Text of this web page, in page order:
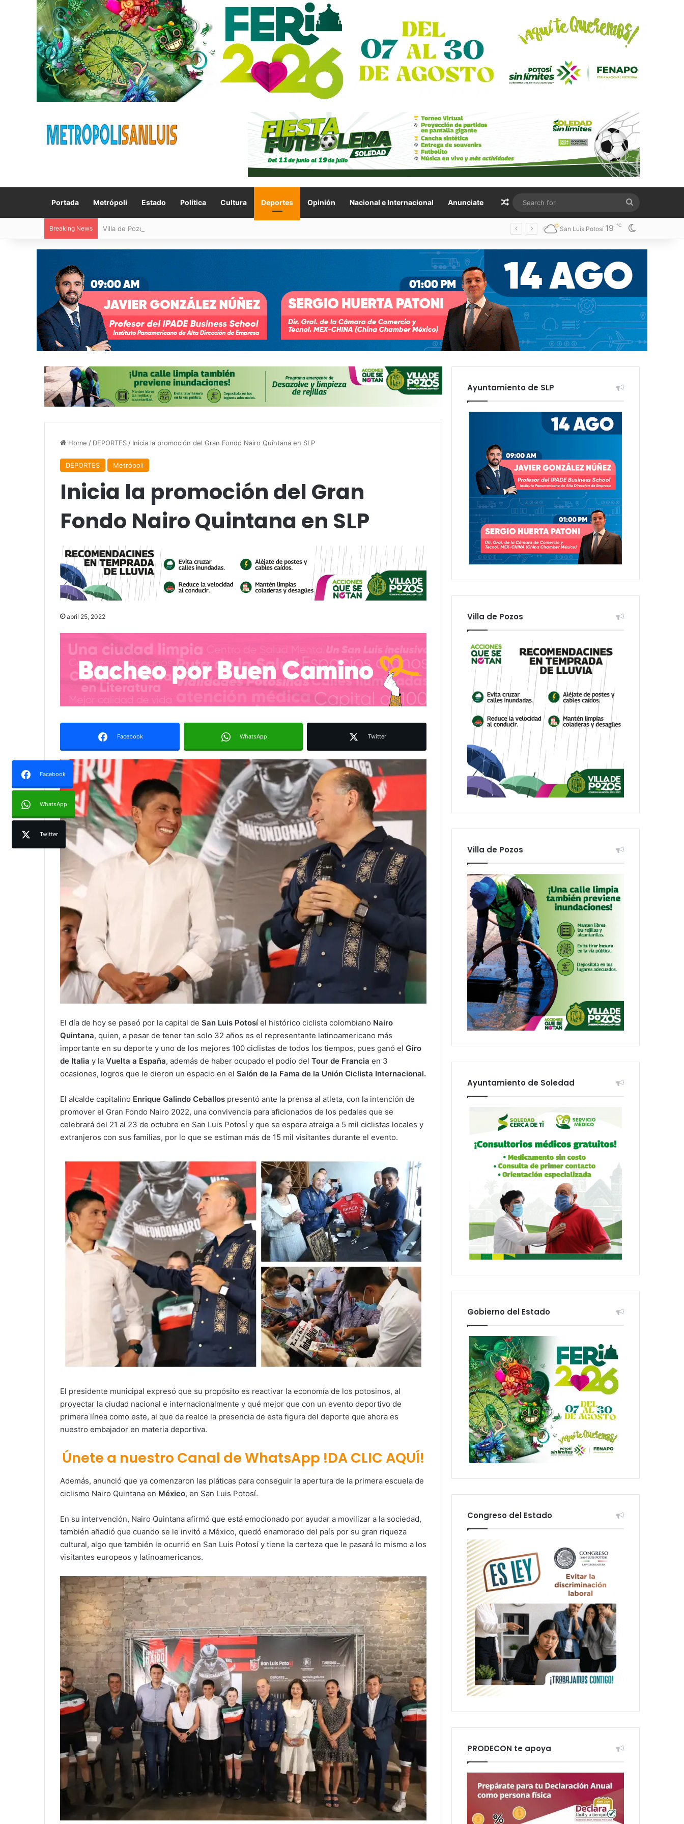
Portada Metrópoli Estado Política Cultura Deportes Opinión Nacional e Internacional Anunciate Random Article
for
Breaking News Villa de Pozos reporta reducción del 50 % en incendios forestales y de pastizales San Luis Potosí 19 ℃
Home / DEPORTES / Inicia la promoción del Gran Fondo Nairo Quintana en SLP
DEPORTES Metrópoli
Inicia la promoción del Gran
Fondo Nairo Quintana en SLP
abril 25, 2022
Facebook WhatsApp Twitter
Facebook
WhatsApp
Twitter
El día de hoy se paseó por la capital de San Luis Potosí el histórico ciclista colombiano Nairo
Quintana, quien, a pesar de tener tan solo 32 años es el representante latinoamericano más
importante en su deporte y uno de los mejores 100 ciclistas de todos los tiempos, pues ganó el Giro
de Italia y la Vuelta a España, además de haber ocupado el podio del Tour de Francia en 3
ocasiones, logros que le dieron un espacio en el Salón de la Fama de la Unión Ciclista Internacional.
El alcalde capitalino Enrique Galindo Ceballos presentó ante la prensa al atleta, con la intención de
promover el Gran Fondo Nairo 2022, una convivencia para aficionados de los pedales que se
celebrará del 21 al 23 de octubre en San Luis Potosí y que se espera atraiga a 5 mil ciclistas locales y
extranjeros con sus familias, por lo que se estiman más de 15 mil visitantes durante el evento.
El presidente municipal expresó que su propósito es reactivar la economía de los potosinos, al
proyectar la ciudad nacional e internacionalmente y qué mejor que con un evento deportivo de
primera línea como este, al que da realce la presencia de esta figura del deporte que ahora es
nuestro embajador en materia deportiva.
Únete a nuestro Canal de WhatsApp !DA CLIC AQUÍ!
Además, anunció que ya comenzaron las pláticas para conseguir la apertura de la primera escuela de
ciclismo Nairo Quintana en México, en San Luis Potosí.
En su intervención, Nairo Quintana afirmó que está emocionado por ayudar a movilizar a la sociedad,
también añadió que cuando se le invitó a México, quedó enamorado del país por su gran riqueza
cultural, algo que también le ocurrió en San Luis Potosí y tiene la certeza que le pasará lo mismo a los
visitantes europeos y latinoamericanos.
Ayuntamiento de SLP
Villa de Pozos
Villa de Pozos
Ayuntamiento de Soledad
Gobierno del Estado
Congreso del Estado
PRODECON te apoya